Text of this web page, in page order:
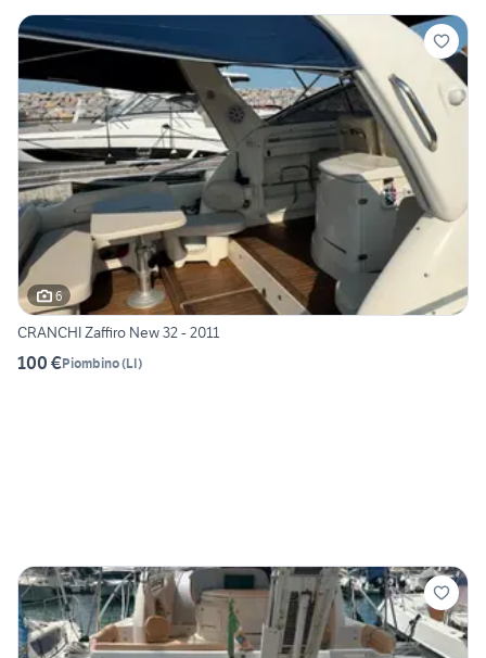
6
CRANCHI Zaffiro New 32 - 2011
100 €Piombino(LI)